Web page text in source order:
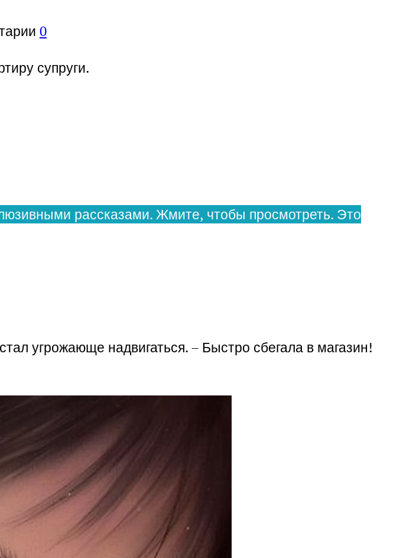
0
супруги.
рассказами. Жмите, чтобы просмотреть. Это
угрожающе надвигаться. – Быстро сбегала в магазин!